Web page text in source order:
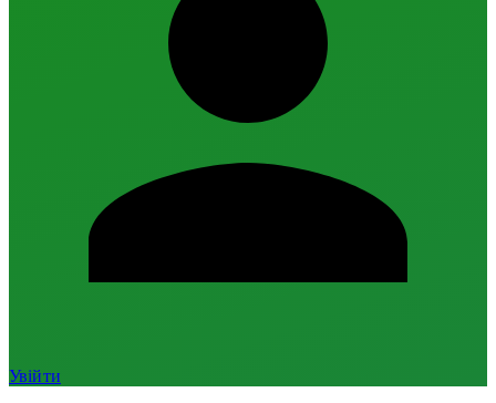
Увійти